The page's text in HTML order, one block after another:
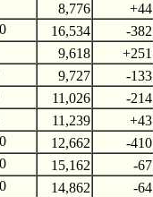
8,776
+44
16,534
-382
9,618
+251
9,727
-133
11,026
-214
11,239
+43
12,662
-410
15,162
-67
14,862
-64